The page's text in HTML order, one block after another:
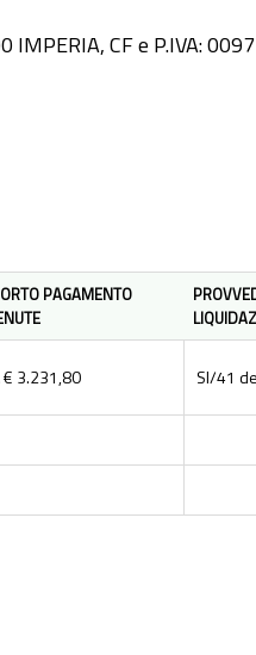
IMPERIA, CF e P.IVA:
PAGAMENTO
€ 3.231,80 SI/41